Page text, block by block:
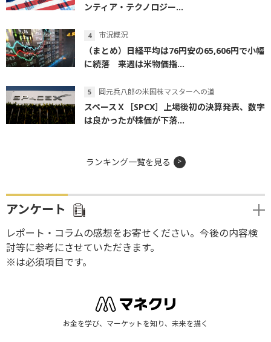
ンティア・テクノロジー...
市況概況
（まとめ）日経平均は76円安の65,606円で小幅
に続落 来週は米物価指...
岡元兵八郎の米国株マスターへの道
スペースＸ［SPCX］上場後初の決算発表、数字
は良かったが株価が下落...
ランキング一覧を見る
アンケート
レポート・コラムの感想をお寄せください。今後の内容検
討等に参考にさせていただきます。
※は必須項目です。
お金を学び、マーケットを知り、未来を描く